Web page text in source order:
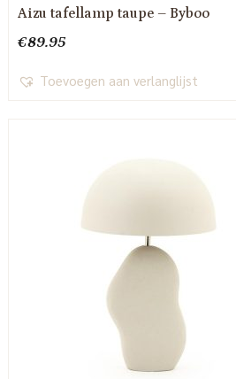
Aizu tafellamp taupe – Byboo
€89.95
Toevoegen aan verlanglijst